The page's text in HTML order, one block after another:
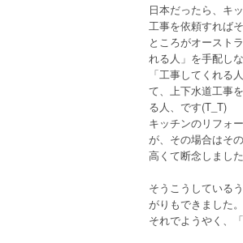
日本だったら、キ
工事を依頼すれば
ところがオースト
れる人」を手配し
「工事してくれる
て、上下水道工事
る人、です(T_T)
キッチンのリフォ
が、その場合はそ
高くて断念しまし
そうこうしている
がりもできました。
それでようやく、